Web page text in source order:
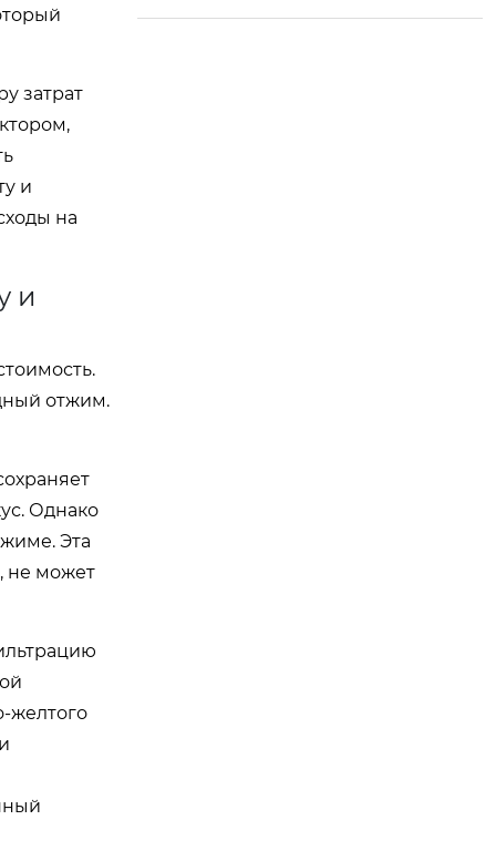
затрат
и
на
и
отжим.
Однако
Эта
не может
желтого
ng Donglai! Их прив